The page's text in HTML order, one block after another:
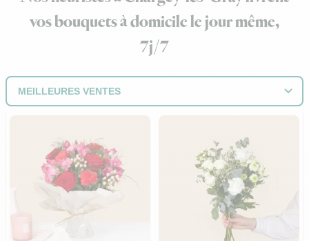
vos bouquets à domicile le jour même,
7j/7